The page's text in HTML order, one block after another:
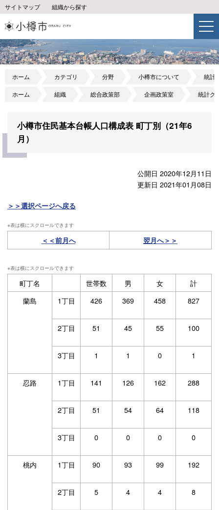
サイトマップ 組織から探す
ホーム カテゴリ 分野 小樽市について 統計
ホーム 組織 総合政策部 企画政策室 統計グ
小樽市住民基本台帳人口構成表 町丁別（21年6
月）
公開日 2020年12月11日
更新日 2021年01月08日
＞＞選択ページへ戻る
＜＜前月へ 翌月へ＞＞
町丁名 世帯数 男 女
計
蘭島
1丁目 426 369 458 827
2丁目 51 45 55 100
3丁目 1 1 0 1
忍路 1丁目 141 126 162 288
2丁目 51 54 64 118
3丁目 0 0 0 0
桃内 1丁目 90 93 99 192
2丁目 5 4 4 8